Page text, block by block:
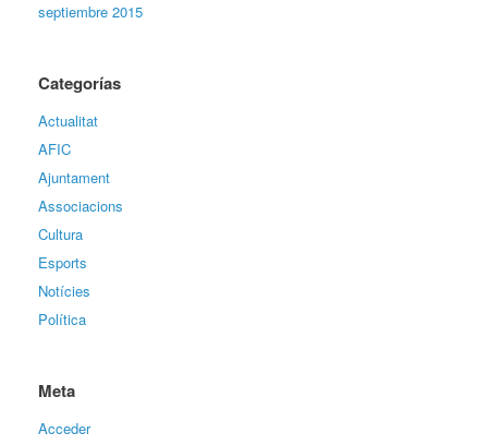
septiembre 2015
Categorías
Actualitat
AFIC
Ajuntament
Associacions
Cultura
Esports
Notícies
Política
Meta
Acceder